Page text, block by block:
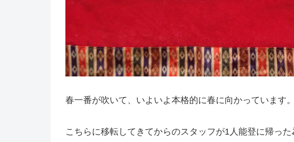
春一番が吹いて、いよいよ本格的に春に向かっています。
こちらに移転してきてからのスタッフが1人能登に帰っ